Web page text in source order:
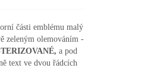
části emblému malý
zeleným olemováním -
a pod
text ve dvou řádcích